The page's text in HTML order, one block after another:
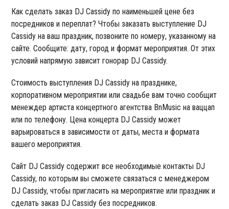
Как сделать заказ DJ Cassidy по наименьшей цене без
посредников и переплат? Чтобы заказать выступление DJ
Cassidy на ваш праздник, позвоните по номеру, указанному на
сайте. Сообщите: дату, город и формат мероприятия. От этих
условий напрямую зависит гонорар DJ Cassidy.
Стоимость выступления DJ Cassidy на празднике,
корпоративном мероприятии или свадьбе вам точно сообщит
менеждер артиста концертного агентства BnMusic на ваццап
или по телефону. Цена концерта DJ Cassidy может
варьироваться в зависимости от даты, места и формата
вашего мероприятия.
Сайт DJ Cassidy содержит все необходимые контакты DJ
Cassidy, по которым вы сможете связаться с менеджером
DJ Cassidy, чтобы пригласить на мероприятие или праздник и
сделать заказ DJ Cassidy без посредников.